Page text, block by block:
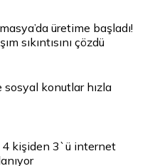
üretime başladı!
sıkıntısını çözdü
konutlar hızla
kişiden 3`ü internet